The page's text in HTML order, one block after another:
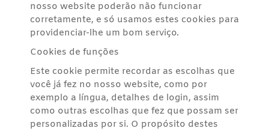
nosso website poderão não funcionar
corretamente, e só usamos estes cookies para
providenciar-lhe um bom serviço.
Cookies de funções
Este cookie permite recordar as escolhas que
você já fez no nosso website, como por
exemplo a língua, detalhes de login, assim
como outras escolhas que fez que possam ser
personalizadas por si. O propósito destes